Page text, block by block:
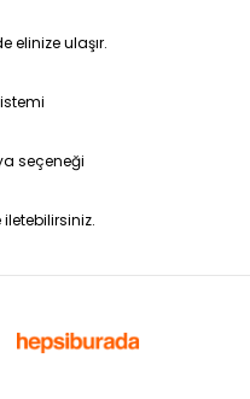
elinize ulaşır.
seçeneği
iletebilirsiniz.